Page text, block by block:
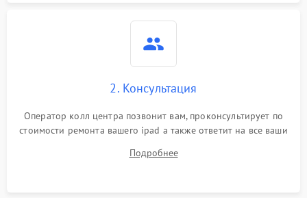
Питание и аккумулятор
2. Консультация
Оператор колл центра позвонит вам, проконсультирует по
стоимости ремонта вашего ipad а также ответит на все ваши
Подробнее